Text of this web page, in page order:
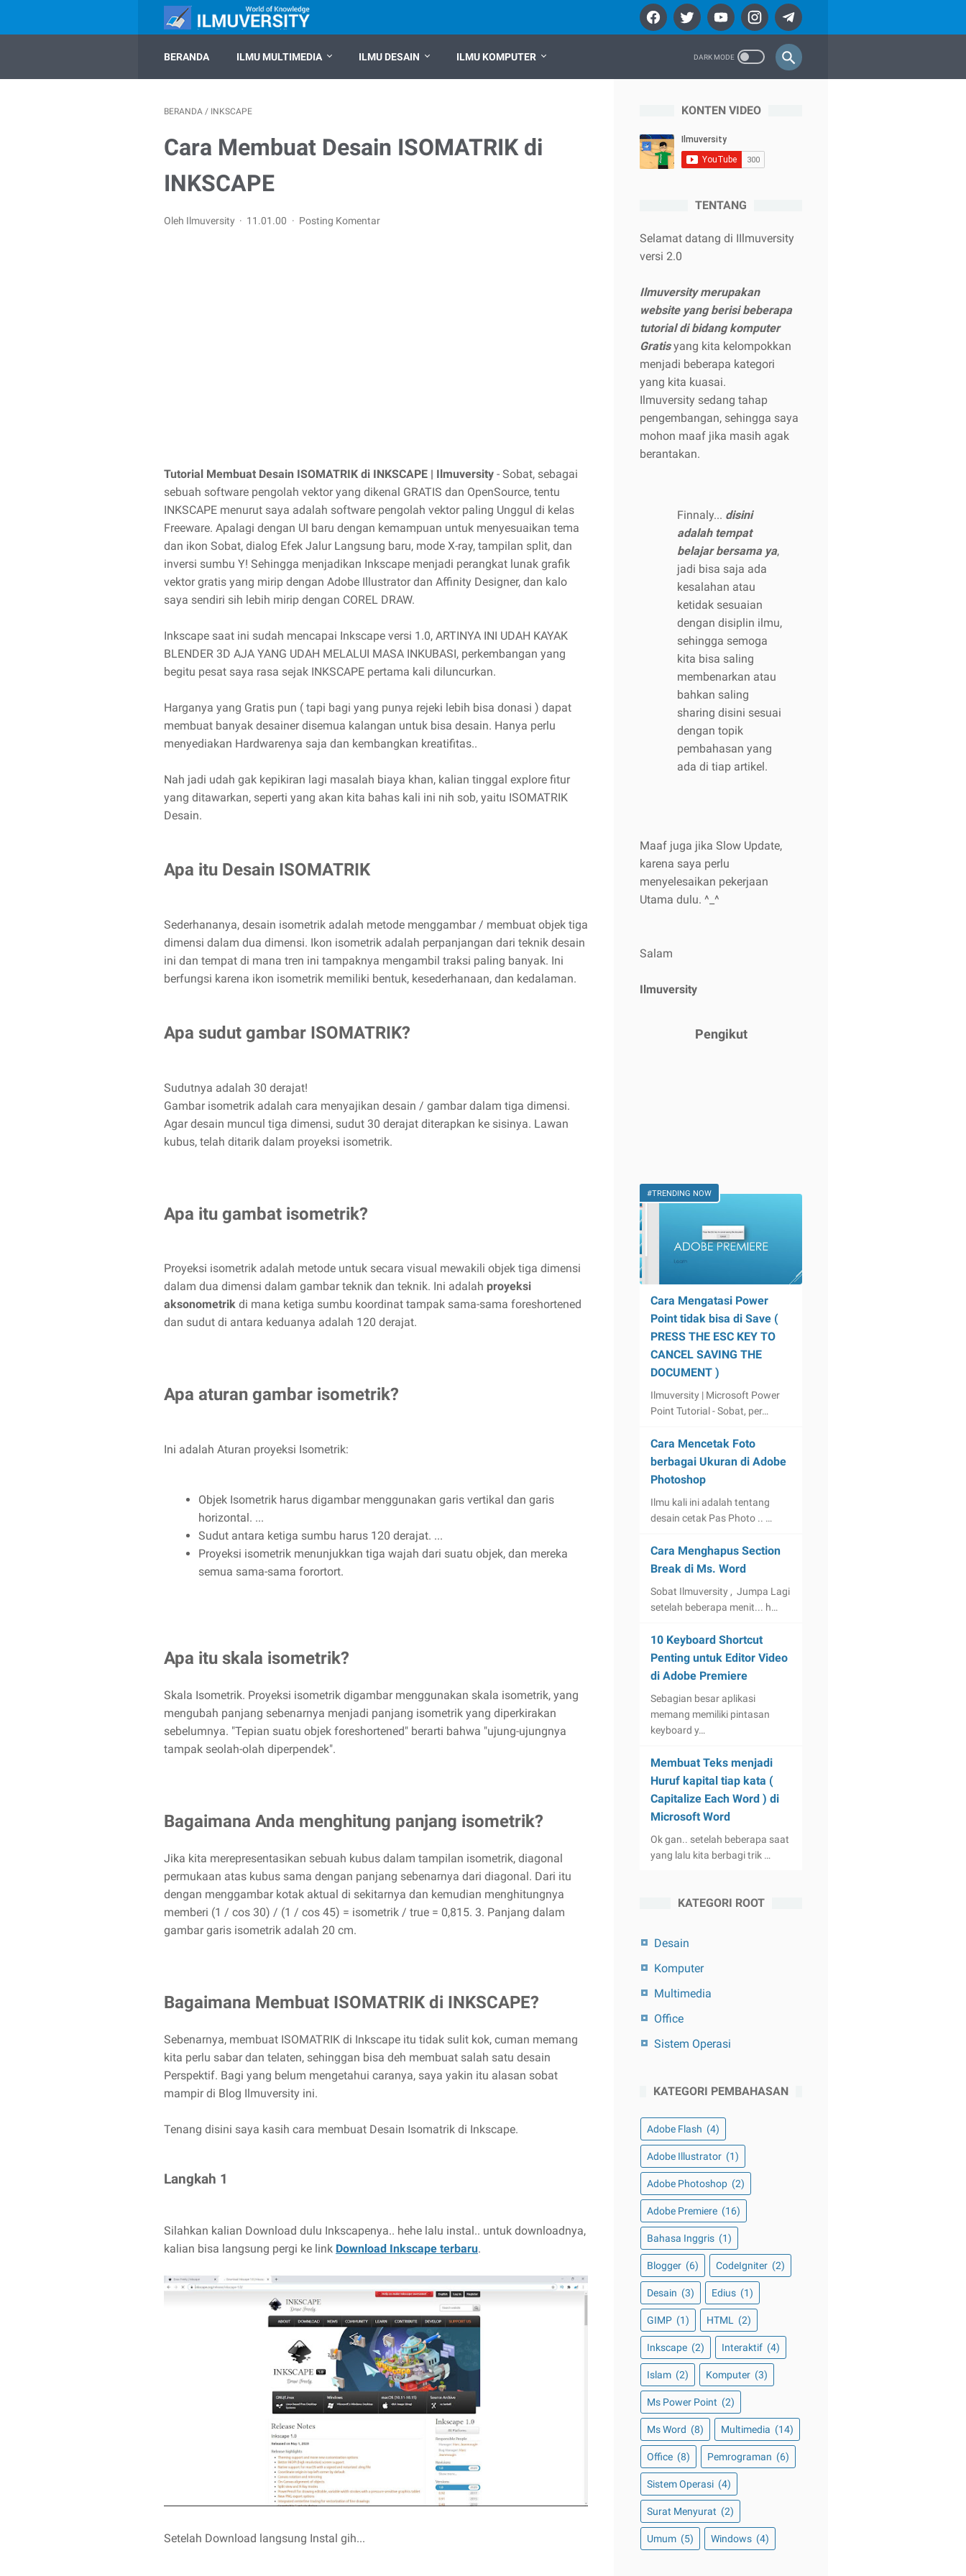
BERANDA ILMU MULTIMEDIA ILMU DESAIN ILMU KOMPUTER
BERANDA / INKSCAPE
Cara Membuat Desain ISOMATRIK di
INKSCAPE
Oleh Ilmuversity 11.01.00 Posting Komentar
Tutorial Membuat Desain ISOMATRIK di INKSCAPE | Ilmuversity - Sobat, sebagai
sebuah software pengolah vektor yang dikenal GRATIS dan OpenSource, tentu
INKSCAPE menurut saya adalah software pengolah vektor paling Unggul di kelas
Freeware. Apalagi dengan UI baru dengan kemampuan untuk menyesuaikan tema
dan ikon Sobat, dialog Efek Jalur Langsung baru, mode X-ray, tampilan split, dan
inversi sumbu Y! Sehingga menjadikan Inkscape menjadi perangkat lunak grafik
vektor gratis yang mirip dengan Adobe Illustrator dan Affinity Designer, dan kalo
saya sendiri sih lebih mirip dengan COREL DRAW.
Inkscape saat ini sudah mencapai Inkscape versi 1.0, ARTINYA INI UDAH KAYAK
BLENDER 3D AJA YANG UDAH MELALUI MASA INKUBASI, perkembangan yang
begitu pesat saya rasa sejak INKSCAPE pertama kali diluncurkan.
Harganya yang Gratis pun ( tapi bagi yang punya rejeki lebih bisa donasi ) dapat
membuat banyak desainer disemua kalangan untuk bisa desain. Hanya perlu
menyediakan Hardwarenya saja dan kembangkan kreatifitas..
Nah jadi udah gak kepikiran lagi masalah biaya khan, kalian tinggal explore fitur
yang ditawarkan, seperti yang akan kita bahas kali ini nih sob, yaitu ISOMATRIK
Desain.
Apa itu Desain ISOMATRIK
Sederhananya, desain isometrik adalah metode menggambar / membuat objek tiga
dimensi dalam dua dimensi. Ikon isometrik adalah perpanjangan dari teknik desain
ini dan tempat di mana tren ini tampaknya mengambil traksi paling banyak. Ini
berfungsi karena ikon isometrik memiliki bentuk, kesederhanaan, dan kedalaman.
Apa sudut gambar ISOMATRIK?
Sudutnya adalah 30 derajat!
Gambar isometrik adalah cara menyajikan desain / gambar dalam tiga dimensi.
Agar desain muncul tiga dimensi, sudut 30 derajat diterapkan ke sisinya. Lawan
kubus, telah ditarik dalam proyeksi isometrik.
Apa itu gambat isometrik?
Proyeksi isometrik adalah metode untuk secara visual mewakili objek tiga dimensi
dalam dua dimensi dalam gambar teknik dan teknik. Ini adalah proyeksi
aksonometrik di mana ketiga sumbu koordinat tampak sama-sama foreshortened
dan sudut di antara keduanya adalah 120 derajat.
Apa aturan gambar isometrik?
Ini adalah Aturan proyeksi Isometrik:
Objek Isometrik harus digambar menggunakan garis vertikal dan garis
horizontal. ...
Sudut antara ketiga sumbu harus 120 derajat. ...
Proyeksi isometrik menunjukkan tiga wajah dari suatu objek, dan mereka
semua sama-sama forortort.
Apa itu skala isometrik?
Skala Isometrik. Proyeksi isometrik digambar menggunakan skala isometrik, yang
mengubah panjang sebenarnya menjadi panjang isometrik yang diperkirakan
sebelumnya. "Tepian suatu objek foreshortened" berarti bahwa "ujung-ujungnya
tampak seolah-olah diperpendek".
Bagaimana Anda menghitung panjang isometrik?
Jika kita merepresentasikan sebuah kubus dalam tampilan isometrik, diagonal
permukaan atas kubus sama dengan panjang sebenarnya dari diagonal. Dari itu
dengan menggambar kotak aktual di sekitarnya dan kemudian menghitungnya
memberi (1 / cos 30) / (1 / cos 45) = isometrik / true = 0,815. 3. Panjang dalam
gambar garis isometrik adalah 20 cm.
Bagaimana Membuat ISOMATRIK di INKSCAPE?
Sebenarnya, membuat ISOMATRIK di Inkscape itu tidak sulit kok, cuman memang
kita perlu sabar dan telaten, sehinggan bisa deh membuat salah satu desain
Perspektif. Bagi yang belum mengetahui caranya, saya yakin itu alasan sobat
mampir di Blog Ilmuversity ini.
Tenang disini saya kasih cara membuat Desain Isomatrik di Inkscape.
Langkah 1
Silahkan kalian Download dulu Inkscapenya.. hehe lalu instal.. untuk downloadnya,
kalian bisa langsung pergi ke link Download Inkscape terbaru.
Setelah Download langsung Instal gih...
KONTEN VIDEO
TENTANG
Selamat datang di IIlmuversity
versi 2.0
Ilmuversity merupakan
website yang berisi beberapa
tutorial di bidang komputer
Gratisyang kita kelompokkan
menjadi beberapa kategori
yang kita kuasai.
Ilmuversity sedang tahap
pengembangan, sehingga saya
mohon maaf jika masih agak
berantakan.
Finnaly... disini
adalah tempat
belajar bersama ya,
jadi bisa saja ada
kesalahan atau
ketidak sesuaian
dengan disiplin ilmu,
sehingga semoga
kita bisa saling
membenarkan atau
bahkan saling
sharing disini sesuai
dengan topik
pembahasan yang
ada di tiap artikel.
Maaf juga jika Slow Update,
karena saya perlu
menyelesaikan pekerjaan
Utama dulu. ^_^
Salam
Ilmuversity
Pengikut
#TRENDING NOW
Cara Mengatasi Power
Point tidak bisa di Save (
PRESS THE ESC KEY TO
CANCEL SAVING THE
DOCUMENT )
Ilmuversity | Microsoft Power
Point Tutorial - Sobat, per…
Cara Mencetak Foto
berbagai Ukuran di Adobe
Photoshop
Ilmu kali ini adalah tentang
desain cetak Pas Photo .. …
Cara Menghapus Section
Break di Ms. Word
Sobat Ilmuversity , Jumpa Lagi
setelah beberapa menit... h…
10 Keyboard Shortcut
Penting untuk Editor Video
di Adobe Premiere
Sebagian besar aplikasi
memang memiliki pintasan
keyboard y…
Membuat Teks menjadi
Huruf kapital tiap kata (
Capitalize Each Word ) di
Microsoft Word
Ok gan.. setelah beberapa saat
yang lalu kita berbagi trik …
KATEGORI ROOT
Desain
Komputer
Multimedia
Office
Sistem Operasi
KATEGORI PEMBAHASAN
Adobe Flash (4)
Adobe Illustrator (1)
Adobe Photoshop (2)
Adobe Premiere (16)
Bahasa Inggris (1)
Blogger (6) CodeIgniter (2)
Desain (3) Edius (1)
GIMP (1) HTML (2)
Inkscape (2) Interaktif (4)
Islam (2) Komputer (3)
Ms Power Point (2)
Ms Word (8) Multimedia (14)
Office (8) Pemrograman (6)
Sistem Operasi (4)
Surat Menyurat (2)
Umum (5) Windows (4)